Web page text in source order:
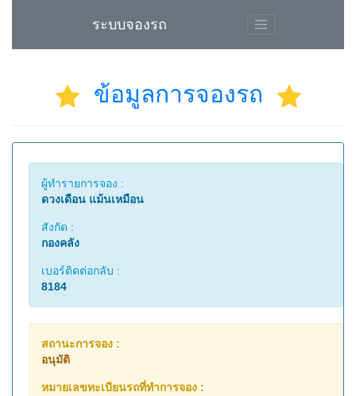
ระบบจองรถ
ข้อมูลการจองรถ
ผู้ทำรายการจอง :
ดวงเดือน แม้นเหมือน
สังกัด :
กองคลัง
เบอร์ติดต่อกลับ :
8184
สถานะการจอง :
อนุมัติ
หมายเลขทะเบียนรถที่ทำการจอง :